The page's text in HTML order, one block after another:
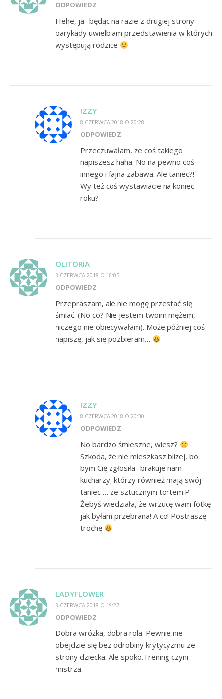
ODPOWIEDZ
Hehe, ja- będąc na razie z drugiej strony
barykady uwielbiam przedstawienia w których
występują rodzice
IZZY
8 CZERWCA 2018 O 20:28
ODPOWIEDZ
Przeczuwałam, że coś takiego
napiszesz haha. No na pewno coś
innego i fajna zabawa. Ale taniec?!
Wy też coś wystawiacie na koniec
roku?
OLITORIA
8 CZERWCA 2018 O 18:05
ODPOWIEDZ
Przepraszam, ale nie mogę przestać się
śmiać. (No co? Nie jestem twoim mężem,
niczego nie obiecywałam). Może później coś
napiszę, jak się pozbieram…
IZZY
8 CZERWCA 2018 O 20:30
ODPOWIEDZ
No bardzo śmieszne, wiesz?
Szkoda, że nie mieszkasz bliżej, bo
bym Cię zgłosiła -brakuje nam
kucharzy, którzy również mają swój
taniec … ze sztucznym tortem:P
Żebyś wiedziała, że wrzucę wam fotkę
jak byłam przebrana! A co! Postraszę
trochę
LADYFLOWER
8 CZERWCA 2018 O 19:27
ODPOWIEDZ
Dobra wróżka, dobra rola. Pewnie nie
obejdzie się bez odrobiny krytycyzmu ze
strony dziecka. Ale spoko.Trening czyni
mistrza.